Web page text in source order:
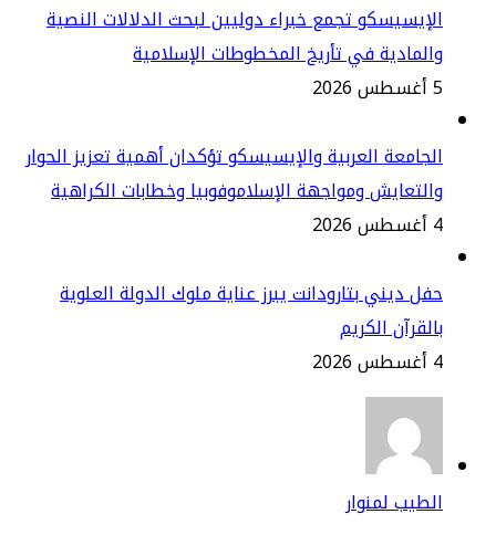
تجمع خبراء دوليين لبحث الدلالات النصية
في تأريخ المخطوطات الإسلامية
العربية والإيسيسكو تؤكدان أهمية تعزيز الحوار
ومواجهة الإسلاموفوبيا وخطابات الكراهية
ديني بتارودانت يبرز عناية ملوك الدولة العلوية
الكريم
لمنوار